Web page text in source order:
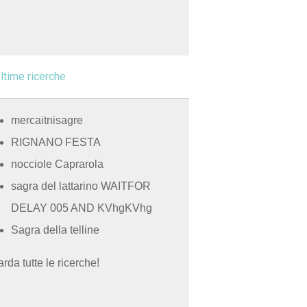
ricerche
mercaitnisagre
RIGNANO FESTA
nocciole Caprarola
sagra del lattarino WAITFOR
DELAY 005 AND KVhgKVhg
Sagra della telline
tutte le ricerche!